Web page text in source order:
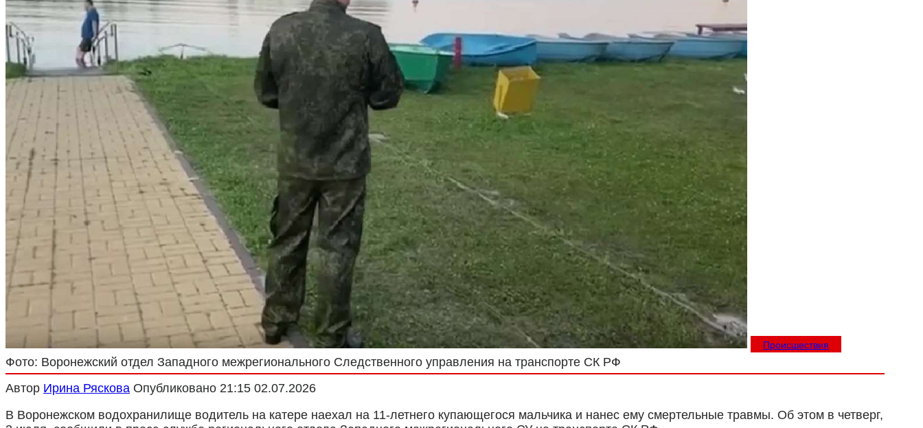
Криминал
Спорт
Черноземье
Россия
Происшествия
Фото: Воронежский отдел Западного межрегионального Следственного управления на транспорте СК РФ
Автор Ирина Ряскова Опубликовано 21:15 02.07.2026
В Воронежском водохранилище водитель на катере наехал на 11-летнего купающегося мальчика и нанес ему смертельные травмы. Об этом в четверг,